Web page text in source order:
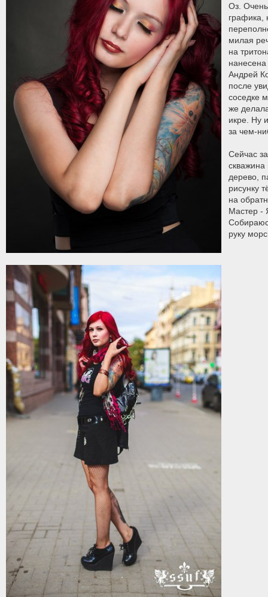
Оз.
графика,
милая
на
Андрей
после
соседке
же
икре. Ну
за чем-
Сейчас
скважина
дерево,
рисунку
на
Мастер -
руку